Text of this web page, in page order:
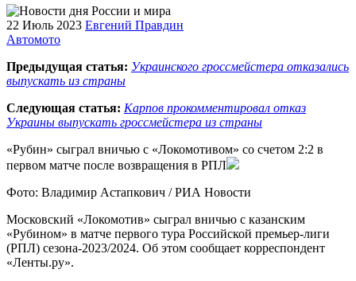
22 Июль 2023 Евгений Правдин
Автомото
Предыдущая статья: Украинского гроссмейстера отказались
выпускать из страны
Следующая статья: Карпов прокомментировал отказ
Украины выпускать гроссмейстера из страны
«Рубин» сыграл вничью с «Локомотивом» со счетом 2:2 в
первом матче после возвращения в РПЛ
Фото: Владимир Астапкович / РИА Новости
Московский «Локомотив» сыграл вничью с казанским
«Рубином» в матче первого тура Российской премьер-лиги
(РПЛ) сезона-2023/2024. Об этом сообщает корреспондент
«Ленты.ру».